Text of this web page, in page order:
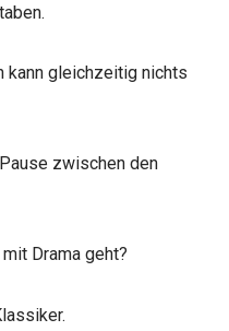
kann gleichzeitig nichts
zwischen den
mit Drama geht?